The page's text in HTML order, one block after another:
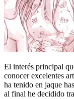
El interés principal
conocer excelentes
ha tenido en jaque
al final he decidido